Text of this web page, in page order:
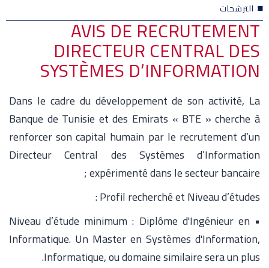
الترشحات
AVIS DE RECRUTEMENT
DIRECTEUR CENTRAL DES
SYSTÈMES D’INFORMATION
Dans le cadre du développement de son activité, La
Banque de Tunisie et des Emirats « BTE » cherche à
renforcer son capital humain par le recrutement d’un
Directeur Central des Systèmes d’Information
expérimenté dans le secteur bancaire ;
Profil recherché et Niveau d’études :
• Niveau d’étude minimum : Diplôme d'Ingénieur en
Informatique. Un Master en Systèmes d'Information,
Informatique, ou domaine similaire sera un plus.